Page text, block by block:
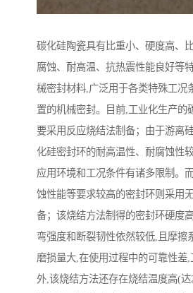
碳化硅陶瓷具有比重小、硬度高、
腐蚀、耐高温、抗热震性能良好等
械密封材料,广泛用于各类特殊工况
置的机械密封。目前,工业化生产的
要采用反应烧结法制备；由于游离
化硅密封环的耐高温性、耐腐蚀性
应用环境和工况条件有诸多限制。
蚀性能等要求较高的密封环则采用
备；该烧结方法制得的密封环硬度
弯强度和断裂韧性依然较低,且摩擦
磨损量大,在使用过程中的可靠性差
外,该烧结方法还存在烧结温度高(